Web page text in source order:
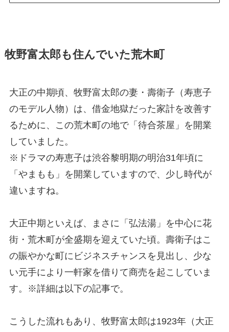
牧野富太郎も住んでいた荒木町
大正の中期頃、牧野富太郎の妻・壽衛子（寿恵子
のモデル人物）は、借金地獄だった家計を改善す
るために、この荒木町の地で「待合茶屋」を開業
していました。
※ドラマの寿恵子は渋谷黎明期の明治31年頃に
「やまもも」を開業していますので、少し時代が
違いますね。
大正中期といえば、まさに「弘法湯」を中心に花
街・荒木町が全盛期を迎えていた頃。壽衛子はこ
の賑やかな町にビジネスチャンスを見出し、少な
い元手により一軒家を借りて商売を起こしていま
す。※詳細は以下の記事で。
こうした流れもあり、牧野富太郎は1923年（大正